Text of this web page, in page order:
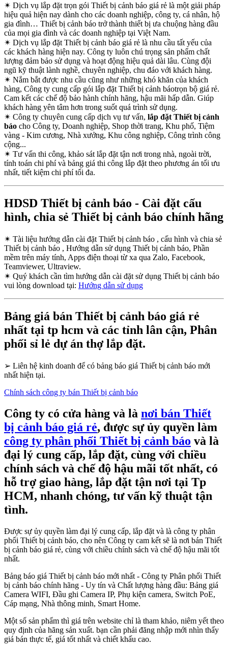
✴ Dịch vụ lắp đặt trọn gói Thiết bị cảnh báo giá rẻ là một giải pháp
hiệu quả hiện nay dành cho các doanh nghiệp, công ty, cá nhân, hộ
gia đình… Thiết bị cảnh báo trở thành thiết bị ưa chuộng hàng đầu
của mọi gia đình và các doanh nghiệp tại Việt Nam.
✴ Dịch vụ lắp đặt Thiết bị cảnh báo giá rẻ là nhu cầu tất yếu của
các khách hàng hiện nay. Công ty luôn chú trọng sản phẩm chất
lượng đảm bảo sử dụng và hoạt động hiệu quả dài lâu. Cùng đội
ngũ kỹ thuật lành nghề, chuyên nghiệp, chu đáo với khách hàng.
✴ Nắm bắt được nhu cầu cũng như những khó khăn của khách
hàng, Công ty cung cấp gói lắp đặt Thiết bị cảnh báotrọn bộ giá rẻ.
Cam kết các chế độ bảo hành chính hãng, hậu mãi hấp dẫn. Giúp
khách hàng yên tâm hơn trong suốt quá trình sử dụng.
✴ Công ty chuyên cung cấp dịch vụ tư vấn, lắp đặt Thiết bị cảnh
báo cho Công ty, Doanh nghiệp, Shop thời trang, Khu phố, Tiệm
vàng - Kim cương, Nhà xưởng, Khu công nghiệp, Công trình công
cộng...
✴ Tư vấn thi công, khảo sát lắp đặt tận nơi trong nhà, ngoài trời,
tính toán chi phí và bảng giá thi công lắp đặt theo phương án tối ưu
nhất, tiết kiệm chi phí tối đa.
HDSD Thiết bị cảnh báo - Cài đặt cấu
hình, chia sẻ Thiết bị cảnh báo chính hãng
✴ Tài liệu hướng dẫn cài đặt Thiết bị cảnh báo , cấu hình và chia sẻ
Thiết bị cảnh báo , Hướng dẫn sử dụng Thiết bị cảnh báo, Phần
mềm trên máy tính, Apps điện thoại từ xa qua Zalo, Facebook,
Teamviewer, Ultraview.
✴ Quý khách cần tìm hướng dẫn cài đặt sử dụng Thiết bị cảnh báo
vui lòng download tại: Hướng dẫn sử dụng
Bảng giá bán Thiết bị cảnh báo giá rẻ
nhất tại tp hcm và các tỉnh lân cận, Phân
phối sỉ lẻ dự án thợ lắp đặt.
➢ Liên hệ kinh doanh để có bảng báo giá Thiết bị cảnh báo mới
nhất hiện tại.
Chính sách công ty bán Thiết bị cảnh báo
Công ty có cửa hàng và là nơi bán Thiết
bị cảnh báo giá rẻ, được sự ủy quyền làm
công ty phân phối Thiết bị cảnh báo và là
đại lý cung cấp, lắp đặt, cùng với chiều
chính sách và chế độ hậu mãi tốt nhất, có
hỗ trợ giao hàng, lắp đặt tận nơi tại Tp
HCM, nhanh chóng, tư vấn kỹ thuật tận
tình.
Được sự ủy quyền làm đại lý cung cấp, lắp đặt và là công ty phân
phối Thiết bị cảnh báo, cho nên Công ty cam kết sẽ là nơi bán Thiết
bị cảnh báo giá rẻ, cùng với chiều chính sách và chế độ hậu mãi tốt
nhất.
Bảng báo giá Thiết bị cảnh báo mới nhất - Công ty Phân phối Thiết
bị cảnh báo chính hãng - Uy tín và Chất lượng hàng đầu: Bảng giá
Camera WIFI, Đầu ghi Camera IP, Phụ kiện camera, Switch PoE,
Cáp mạng, Nhà thông minh, Smart Home.
Một số sản phẩm thì giá trên website chỉ là tham khảo, niêm yết theo
quy định của hãng sản xuất. bạn cần phải đăng nhập mới nhìn thấy
giá bán thực tế, giá tốt nhất và chiết khấu cao.